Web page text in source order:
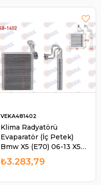
Klima Radyatörü
Evaparatör (İç Petek)
Bmw X5 (E70) 06-13 X5
(F15) 13-18 X6 (E71) 09-14 /
X6 (E71) 09-14 X6 (F16) 14-
VEKA481402
₺3.283,79